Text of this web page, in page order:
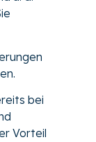
bei
Vorteil